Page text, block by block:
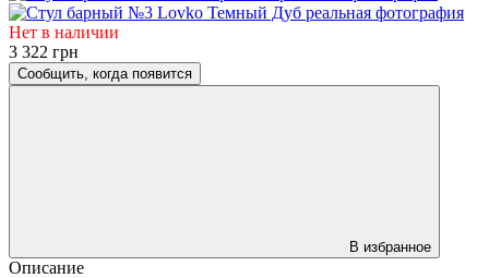
Нет в наличии
3 322 грн
Сообщить, когда появится
В избранное
Описание